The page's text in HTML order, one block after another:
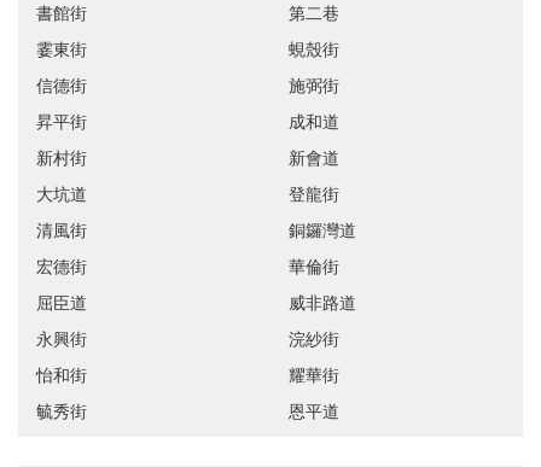
書館街
第二巷
霎東街
蜆殼街
信德街
施弼街
昇平街
成和道
新村街
新會道
大坑道
登龍街
清風街
銅鑼灣道
宏德街
華倫街
屈臣道
威非路道
永興街
浣紗街
怡和街
耀華街
毓秀街
恩平道